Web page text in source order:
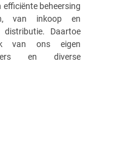
efficiënte beheersing
van inkoop en
distributie. Daartoe
van ons eigen
en diverse